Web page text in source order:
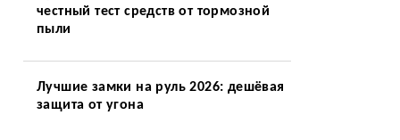
честный тест средств от тормозной
пыли
Лучшие замки на руль 2026: дешёвая
защита от угона